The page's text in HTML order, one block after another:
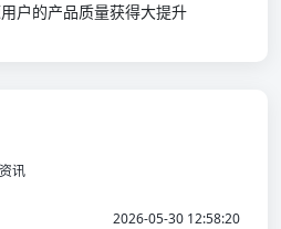
户的产品质量获得大提升
讯
2026-05-30 12:58:20